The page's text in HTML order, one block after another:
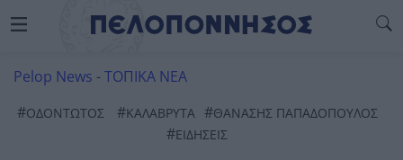
Pelop News -ΤΟΠΙΚΑ ΝΕΑ
#ΟΔΟΝΤΩΤΌΣ #ΚΑΛΆΒΡΥΤΑ #ΘΑΝΑΣΗΣ ΠΑΠΑΔΟΠΟΥΛΟΣ
#ΕΙΔΗΣΕΙΣ